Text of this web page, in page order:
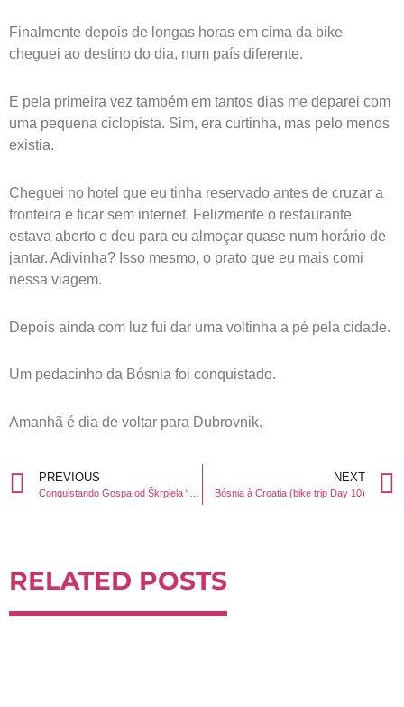
Finalmente depois de longas horas em cima da bike
cheguei ao destino do dia, num país diferente.
E pela primeira vez também em tantos dias me deparei com
uma pequena ciclopista. Sim, era curtinha, mas pelo menos
existia.
Cheguei no hotel que eu tinha reservado antes de cruzar a
fronteira e ficar sem internet. Felizmente o restaurante
estava aberto e deu para eu almoçar quase num horário de
jantar. Adivinha? Isso mesmo, o prato que eu mais comi
nessa viagem.
Depois ainda com luz fui dar uma voltinha a pé pela cidade.
Um pedacinho da Bósnia foi conquistado.
Amanhã é dia de voltar para Dubrovnik.
PREVIOUS
Conquistando Gospa od Škrpjela “Nossa Senhora das Rochas” por mar (Montenegro Day 7)
NEXT
Bósnia à Croatia (bike trip Day 10)
RELATED POSTS